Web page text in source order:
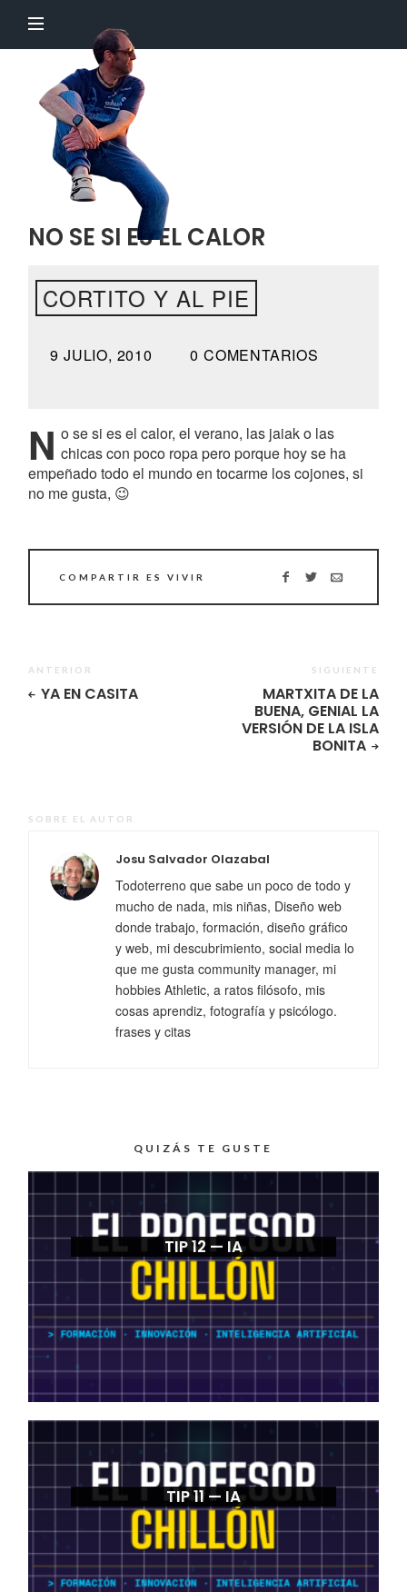
Profesor
NO SE SI ES EL CALOR
CORTITO Y AL PIE
9 JULIO, 2010 0 COMENTARIOS
N o se si es el calor, el verano, las jaiak o las
chicas con poco ropa pero porque hoy se ha
empeñado todo el mundo en tocarme los cojones, si
no me gusta, 😉
COMPARTIR ES VIVIR
ANTERIOR
YA EN CASITA
SIGUIENTE
MARTXITA DE LA
BUENA, GENIAL LA
VERSIÓN DE LA ISLA
BONITA
SOBRE EL AUTOR
Josu Salvador Olazabal
Todoterreno que sabe un poco de todo y
mucho de nada, mis niñas, Diseño web
donde trabajo, formación, diseño gráfico
y web, mi descubrimiento, social media lo
que me gusta community manager, mi
hobbies Athletic, a ratos filósofo, mis
cosas aprendiz, fotografía y psicólogo.
frases y citas
QUIZÁS TE GUSTE
TIP 12 — IA
TIP 11 — IA